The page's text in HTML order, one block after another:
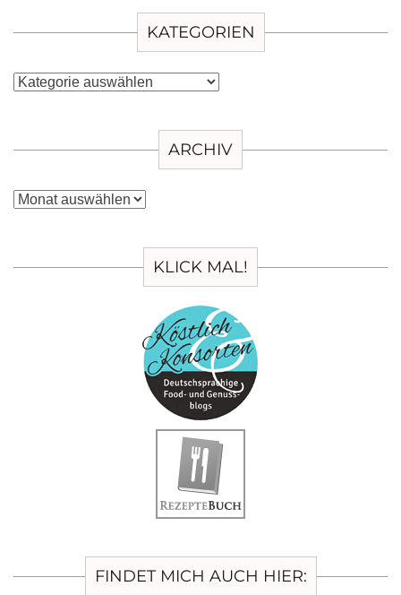
KATEGORIEN
Kategorien
ARCHIV
Archiv
KLICK MAL!
FINDET MICH AUCH HIER: